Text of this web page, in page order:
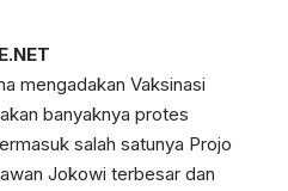
mengadakan Vaksinasi
banyaknya protes
salah satunya Projo
Jokowi terbesar dan